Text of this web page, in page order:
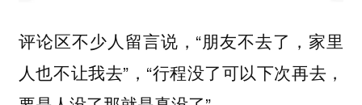
评论区不少人留言说，“朋友不去了，家里
人也不让我去”，“行程没了可以下次再去，